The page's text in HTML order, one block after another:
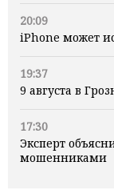
20:09
iPhone может
19:37
9 августа в
17:30
Эксперт
мошенниками